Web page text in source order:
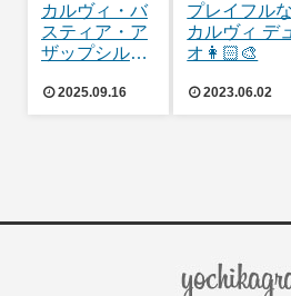
カルヴィ・バ
スティア・ア
ザップシルク
魅了という名
の沼~
2025.09.16
プレイフルな
カルヴィ デュ
オ👩🏻‍🎨
2023.06.02